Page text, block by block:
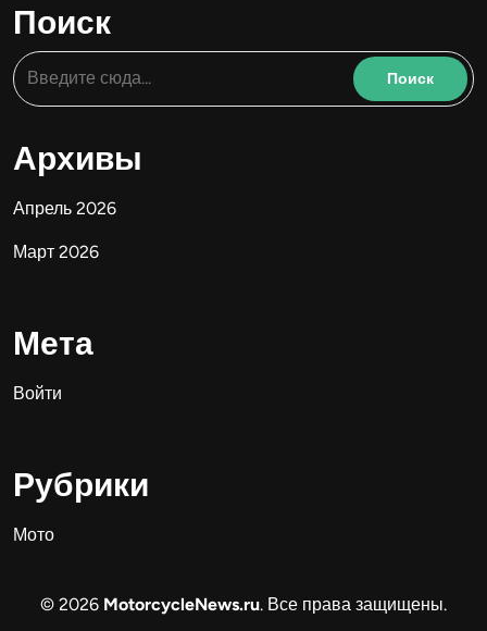
Поиск
Архивы
Апрель 2026
Март 2026
Мета
Войти
Рубрики
Мото
© 2026 MotorcycleNews.ru. Все права защищены.